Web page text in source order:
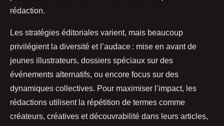
rédaction.
Les stratégies éditoriales varient, mais beaucoup
privilégient la diversité et l’audace : mise en avant de
jeunes illustrateurs, dossiers spéciaux sur des
événements alternatifs, ou encore focus sur des
dynamiques collectives. Pour maximiser l’impact, les
rédactions utilisent la répétition de termes comme
créateurs, créatives et découvrabilité dans leurs articles,